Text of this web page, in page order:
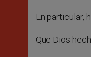
En particular,
Que Dios